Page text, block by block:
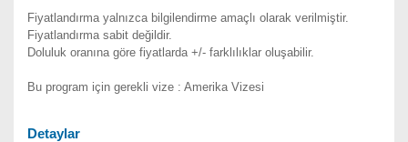
Fiyatlandırma yalnızca bilgilendirme amaçlı olarak verilmiştir.
Fiyatlandırma sabit değildir.
Doluluk oranına göre fiyatlarda +/- farklılıklar oluşabilir.
Bu program için gerekli vize : Amerika Vizesi
Detaylar